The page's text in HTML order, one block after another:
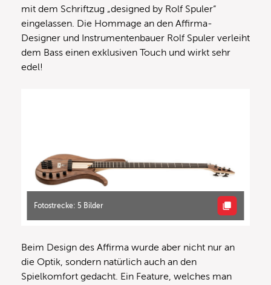
mit dem Schriftzug „designed by Rolf Spuler“
eingelassen. Die Hommage an den Affirma-
Designer und Instrumentenbauer Rolf Spuler verleiht
dem Bass einen exklusiven Touch und wirkt sehr
edel!
Fotostrecke: 5 Bilder
Beim Design des Affirma wurde aber nicht nur an
die Optik, sondern natürlich auch an den
Spielkomfort gedacht. Ein Feature, welches man